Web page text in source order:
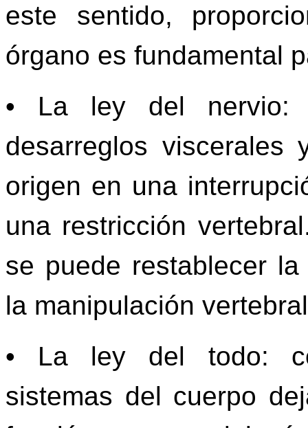
este sentido,
órgano es fundamental
• La ley del nervio:
desarreglos viscerales
origen en una
una restricción
se puede restablecer
la manipulación
• La ley del todo:
sistemas del cuerpo